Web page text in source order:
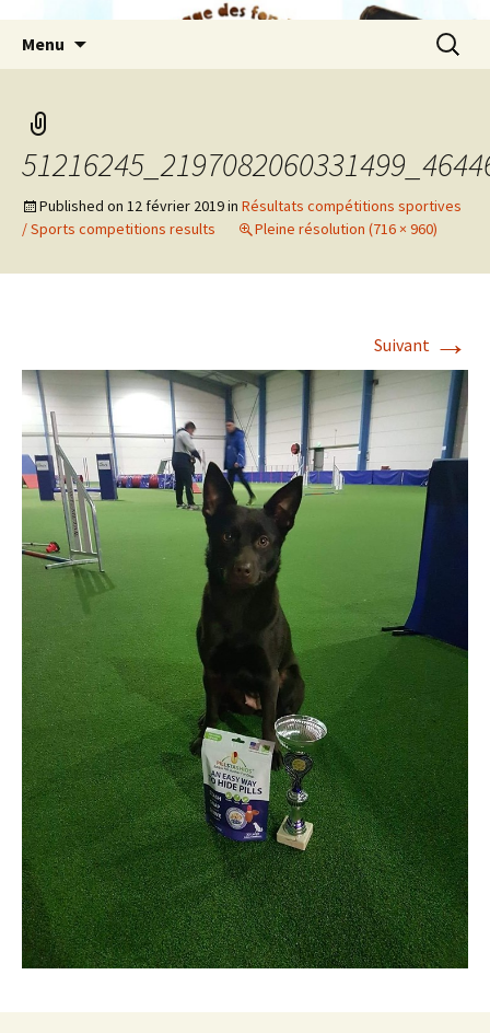
Menu
Published on 12 février 2019in Résultats compétitions sportives
/ Sports competitions results
Pleine résolution (716 × 960)
Suivant →